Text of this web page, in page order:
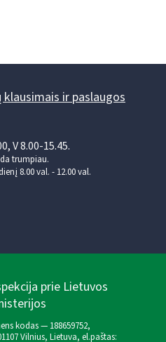
ir paslaugos
V 8.00-15.45.
trumpiau.
8.00 val. - 12.00 val.
prie Lietuvos
kodas — 188659752,
Vilnius, Lietuva, el.paštas: